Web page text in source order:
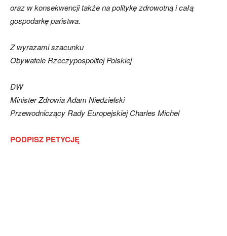
oraz w konsekwencji także na politykę zdrowotną i całą
gospodarkę państwa.
Z wyrazami szacunku
Obywatele Rzeczypospolitej Polskiej
DW
Minister Zdrowia Adam Niedzielski
Przewodniczący Rady Europejskiej Charles Michel
PODPISZ PETYCJĘ